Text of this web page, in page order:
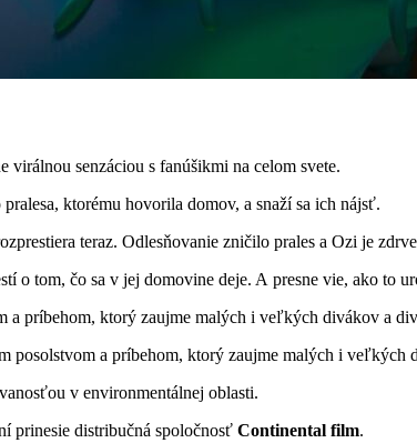
virálnou senzáciou s fanúšikmi na celom svete.
ktorému hovorila domov, a snaží sa ich nájsť.
teraz. Odlesňovanie zničilo prales a Ozi je
o tom, čo sa v jej domovine deje. A presne vie, ako
posolstvom a príbehom, ktorý zaujme malých i veľkých
v environmentálnej oblasti.
prinesie distribučná spoločnosť Continental film.